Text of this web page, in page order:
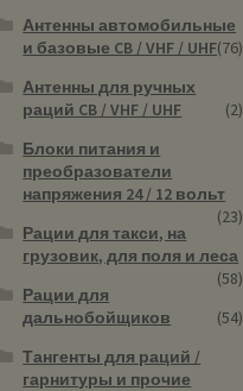
Антенны автомобильные
и базовые CB / VHF / UHF(76)
Антенны для ручных
раций CB / VHF / UHF
(2)
Блоки питания и
преобразователи
напряжения 24 / 12 вольт
(23)
Рации для такси, на
грузовик, для поля и леса
(58)
Рации для
дальнобойщиков
(54)
Тангенты для раций /
гарнитуры и прочие